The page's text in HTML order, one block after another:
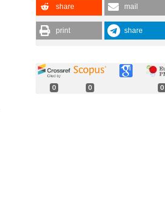
share mail
print share
0 0 0